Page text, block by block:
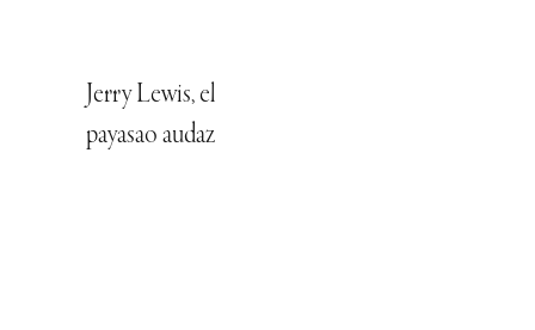
Jerry Lewis, el
payasao audaz